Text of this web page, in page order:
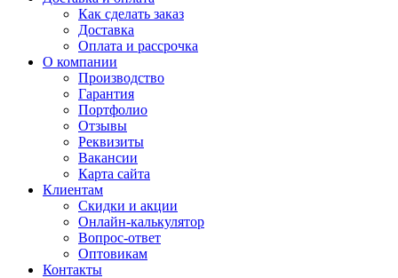
Как сделать заказ
Доставка
Оплата и рассрочка
О компании
Производство
Гарантия
Портфолио
Отзывы
Реквизиты
Вакансии
Карта сайта
Клиентам
Скидки и акции
Онлайн-калькулятор
Вопрос-ответ
Оптовикам
Контакты